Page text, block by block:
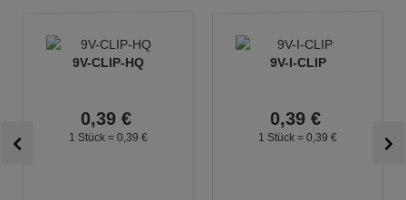
9V-CLIP-HQ
0,39 €
1 Stück = 0, 39 €
9V-I-CLIP
0,39 €
1 Stück = 0, 39 €